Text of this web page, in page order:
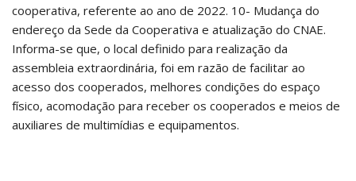
cooperativa, referente ao ano de 2022. 10- Mudança do
endereço da Sede da Cooperativa e atualização do CNAE.
Informa-se que, o local definido para realização da
assembleia extraordinária, foi em razão de facilitar ao
acesso dos cooperados, melhores condições do espaço
físico, acomodação para receber os cooperados e meios de
auxiliares de multimídias e equipamentos.